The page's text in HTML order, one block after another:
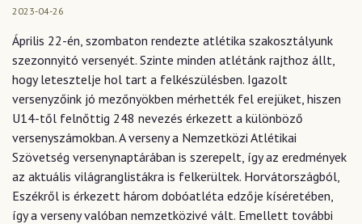
2023-04-26
Április 22-én, szombaton rendezte atlétika szakosztályunk
szezonnyitó versenyét. Szinte minden atlétánk rajthoz állt,
hogy letesztelje hol tart a felkészülésben. Igazolt
versenyzőink jó mezőnyökben mérhették fel erejüket, hiszen
U14-től felnőttig 248 nevezés érkezett a különböző
versenyszámokban. A verseny a Nemzetközi Atlétikai
Szövetség versenynaptárában is szerepelt, így az eredmények
az aktuális világranglistákra is felkerültek. Horvátországból,
Eszékről is érkezett három dobóatléta edzője kíséretében,
így a verseny valóban nemzetközivé vált. Emellett további